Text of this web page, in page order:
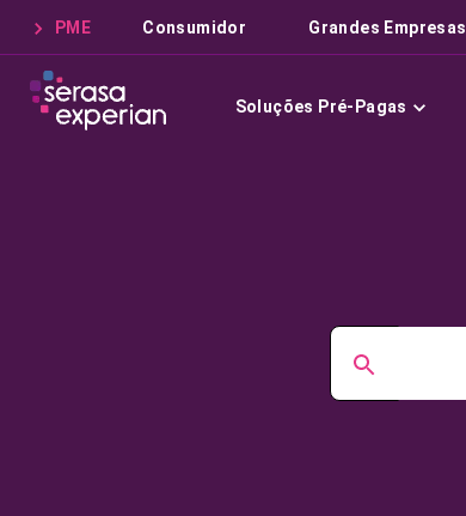
PME Consumidor Grandes Empresas
Soluções Pré-Pagas